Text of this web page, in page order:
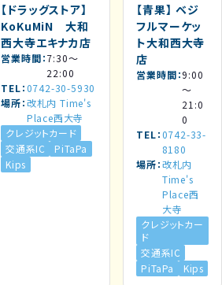
【ドラッグストア】
KoKuMiN 大和
西大寺エキナカ店
営業時間 7:30～
22:00
TEL 0742-30-5930
場所 改札内 Time's
Place西大寺
クレジットカード
交通系IC
PiTaPa
Kips
【青果】 ベジ
フルマーケッ
ト大和西大寺
店
営業時間 9:00
～
21:0
0
TEL 0742-33-
8180
場所 改札内
Time's
Place西
大寺
クレジットカー
ド
交通系IC
PiTaPa
Kips